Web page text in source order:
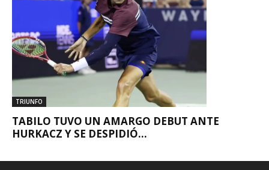
TRIUNFO
TABILO TUVO UN AMARGO DEBUT ANTE
HURKACZ Y SE DESPIDIÓ...